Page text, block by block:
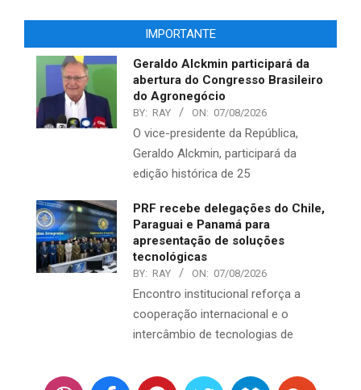
IMPORTANTE
Geraldo Alckmin participará da
abertura do Congresso Brasileiro
do Agronegócio
BY: RAY ON: 07/08/2026
O vice-presidente da República,
Geraldo Alckmin, participará da
edição histórica de 25
PRF recebe delegações do Chile,
Paraguai e Panamá para
apresentação de soluções
tecnológicas
BY: RAY ON: 07/08/2026
Encontro institucional reforça a
cooperação internacional e o
intercâmbio de tecnologias de